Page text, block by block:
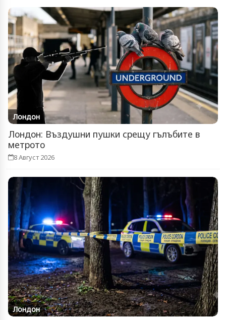
Лондон
Лондон: Въздушни пушки срещу гълъбите в
метрото
8 Август 2026
Лондон